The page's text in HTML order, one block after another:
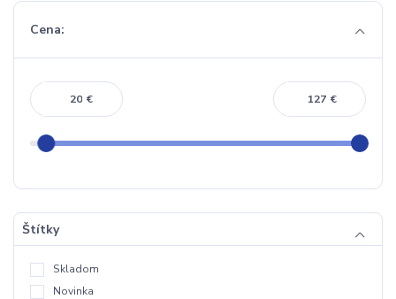
Cena:
€ €
Štítky
Skladom
Novinka